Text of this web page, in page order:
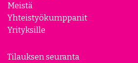
Meistä
Yhteistyökumppanit
Yrityksille
Tilauksen seuranta